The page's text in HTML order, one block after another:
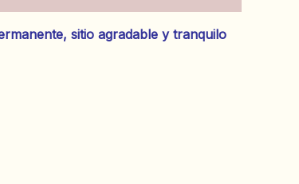
sitio agradable y tranquilo